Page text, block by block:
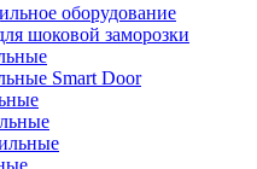
оборудование
шоковой заморозки
Smart Door